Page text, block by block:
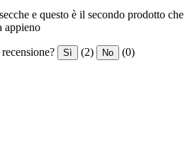
e questo è il secondo prodotto che
appieno
Sì (2) No (0)